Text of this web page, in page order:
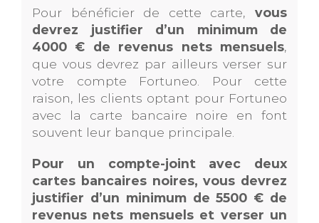
Pour bénéficier de cette carte, vous
devrez justifier d’un minimum de
4000 € de revenus nets mensuels,
que vous devrez par ailleurs verser sur
votre compte Fortuneo. Pour cette
raison, les clients optant pour Fortuneo
avec la carte bancaire noire en font
souvent leur banque principale.
Pour un compte-joint avec deux
cartes bancaires noires, vous devrez
justifier d’un minimum de 5500 € de
revenus nets mensuels et verser un